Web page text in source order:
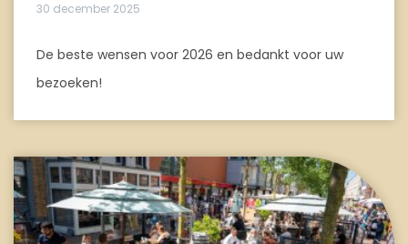
30 december 2025
De beste wensen voor 2026 en bedankt voor uw
bezoeken!